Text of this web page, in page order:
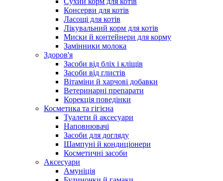
Консерви для котів
Ласощі для котів
Лікувальний корм для котів
Миски й контейнери для корму
Замінники молока
Здоров'я
Засоби від бліх і кліщів
Засоби від глистів
Вітаміни й харчові добавки
Ветеринарні препарати
Корекція поведінки
Косметика та гігієна
Туалети й аксесуари
Наповнювачі
Засоби для догляду
Шампуні й кондиціонери
Косметичні засоби
Аксесуари
Амуніція